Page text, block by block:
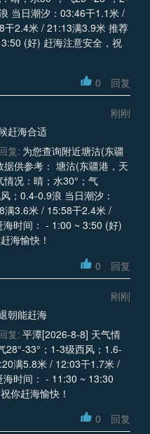
当日潮汐：03:46干1.1米 /
干2.4米 / 21:13满3.9米 推荐
(好) 赶海注意安全，祝
0 回复
刚刚
赶海合适
复: 为您查询附近塘沽(东疆
供参考： 塘沽(东疆港，天
况：晴；水30°；气
；0.4-0.9浪 当日潮汐：
满3.6米 / 15:58干2.4米 /
时间： - 1:00 ~ 3:50 (好)
海愉快！
0 回复
刚刚
朝能赶海
复: 平潭[2026-8-8] 天气情
28°-33°；1-3级西风；1.6-
满5.8米 / 12:03干1.7米 /
时间： - 11:30 ~ 13:30
你赶海愉快！
0 回复